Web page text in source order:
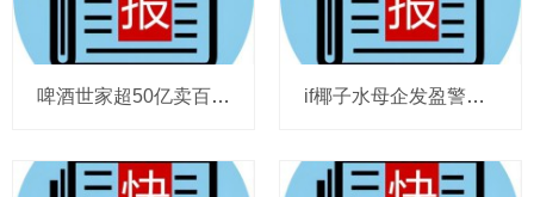
啤酒世家超50亿卖百威集团股份，宗庆后之子任新公司董事长，FIVE GUYS明年重点加密北京，三只松鼠华南总部入驻佛山，达能完成阿根廷合资 if椰子水母企发盈警，星巴克回应“伙伴券取消”传闻，沃尔玛社区店将开进广州，袁记食品更新招股书，投资超5亿的安徽东鹏饮料项目投产